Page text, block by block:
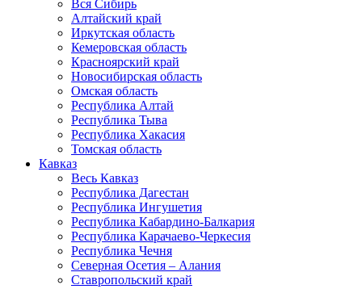
Вся Сибирь
Алтайский край
Иркутская область
Кемеровская область
Красноярский край
Новосибирская область
Омская область
Республика Алтай
Республика Тыва
Республика Хакасия
Томская область
Кавказ
Весь Кавказ
Республика Дагестан
Республика Ингушетия
Республика Кабардино-Балкария
Республика Карачаево-Черкесия
Республика Чечня
Северная Осетия – Алания
Ставропольский край